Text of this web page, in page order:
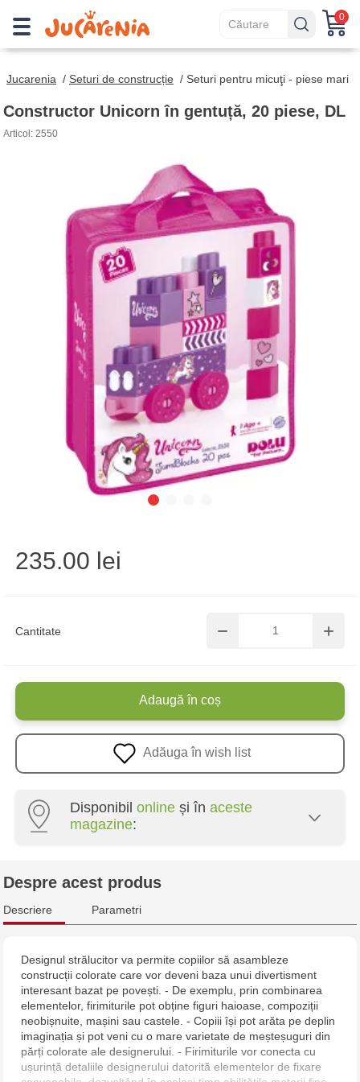
0
Jucarenia / Seturi de construcție / Seturi pentru micuţi - piese mari
Constructor Unicorn în gentuță, 20 piese, DL
Articol: 2550
Cantitate
235.00 lei
Adaugă în coș
Adăuga în wish list
Disponibil online și în aceste
magazine:
Multistore Centru - bd. Cantemir, 6
Jucărenia Rîșcani - bd. Moscova, 2
Jucărenia Bălți - str. Alexandru Cel Bun, 5
Jucărenia Cahul - str. Ștefan cel Mare, 29А
Despre acest produs
Descriere Parametri
Designul strălucitor va permite copiilor să asambleze
construcții colorate care vor deveni baza unui divertisment
interesant bazat pe povești. - De exemplu, prin combinarea
elementelor, firimiturile pot obține figuri haioase, compoziții
neobișnuite, mașini sau castele. - Copiii își pot arăta pe deplin
imaginația și pot veni cu o mare varietate de meșteșuguri din
părți colorate ale designerului. - Firimiturile vor conecta cu
ușurință detaliile designerului datorită elementelor de fixare